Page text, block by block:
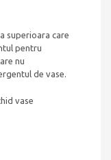
superioara care
pentru
nu
de vase.
vase